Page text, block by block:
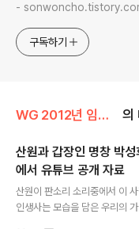
-
구독하기
WG 2012년 임진년 기록 의
산원과 갑장인 명창 박성희 판소리 사철가 중
에서 유튜브 공개 자료
산원이 판소리 소리중에서 이
인생사는 모습을 담은 우리의